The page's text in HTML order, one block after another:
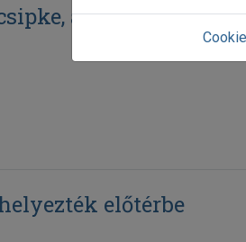
a szépség és a
előtérbe